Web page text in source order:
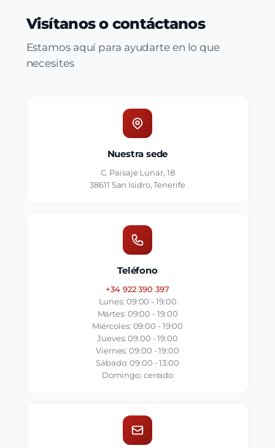
Visítanos o contáctanos
Estamos aquí para ayudarte en lo que
necesites
Nuestra sede
C. Paisaje Lunar, 18
38611 San Isidro, Tenerife
Teléfono
+34 922 390 397
Lunes: 09:00 - 19:00
Martes: 09:00 - 19:00
Miércoles: 09:00 - 19:00
Jueves: 09:00 - 19:00
Viernes: 09:00 - 19:00
Sábado: 09:00 - 13:00
Domingo: cerrado